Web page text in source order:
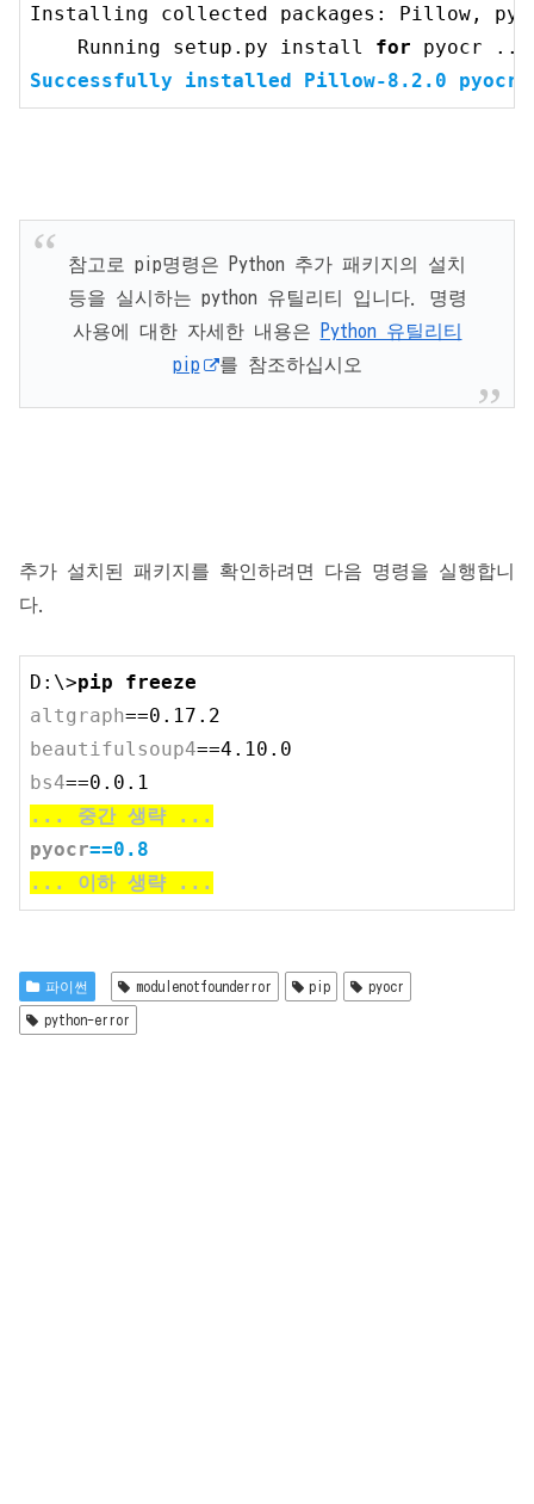
Installing collected packages: Pillow,
    Running setup.py install
for
Successfully installed Pillow-8.2 .0 pyocr
참고로 pip명령은 Python 추가 패키지의 설치
등을 실시하는 python 유틸리티 입니다. 명령
사용에 대한 자세한 내용은
Python 유틸리티
pip
를 참조하십시오
추가 설치된 패키지를 확인하려면 다음 명령을 실행합니
다.
D:\>pip freeze
altgraph
beautifulsoup4
bs4
.. . 중간 생략 .. .
pyocr
.. . 이하 생략 .. .
파이썬 modulenotfounderror pip pyocr
python-error